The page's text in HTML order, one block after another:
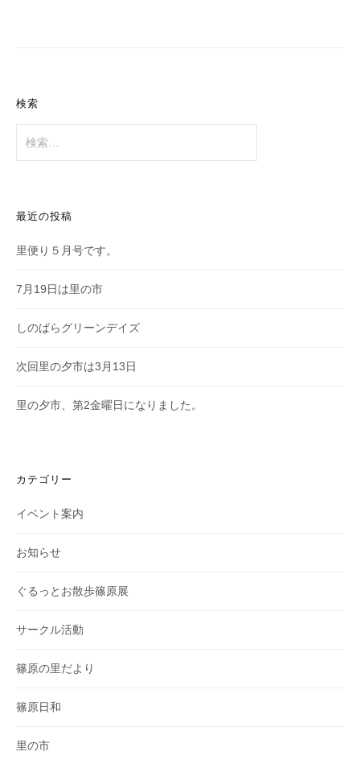
送
り
検索
索:
最近の投稿
里便り５月号です。
7月19日は里の市
しのばらグリーンデイズ
次回里の夕市は3月13日
里の夕市、第2金曜日になりました。
カテゴリー
イベント案内
お知らせ
ぐるっとお散歩篠原展
サークル活動
篠原の里だより
篠原日和
里の市